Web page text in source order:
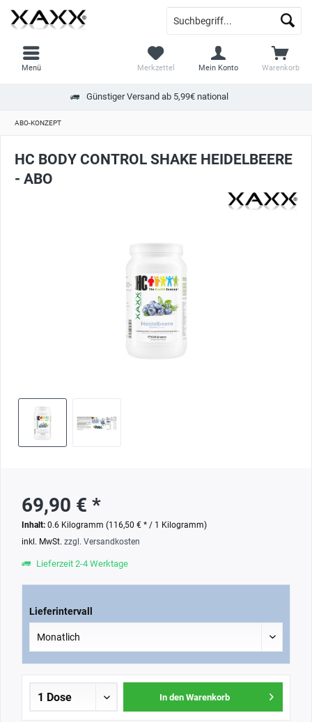
Günstiger Versand ab 5,99€ national
Warenkorb
Merkzettel Mein Konto
Menü
ABO-KONZEPT
HC BODY CONTROL SHAKE HEIDELBEERE
- ABO
69,90 € *
Inhalt: 0.6 Kilogramm (116,50 € * / 1 Kilogramm)
inkl. MwSt. zzgl. Versandkosten
Lieferzeit 2-4 Werktage
Lieferintervall
In den Warenkorb